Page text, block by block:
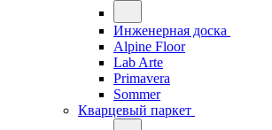
Инженерная доска
Alpine Floor
Lab Arte
Primavera
Sommer
Кварцевый паркет